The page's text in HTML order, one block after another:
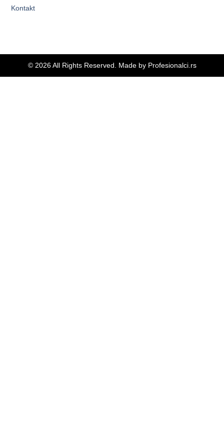
Kontakt
© 2026 All Rights Reserved. Made by Profesionalci.rs